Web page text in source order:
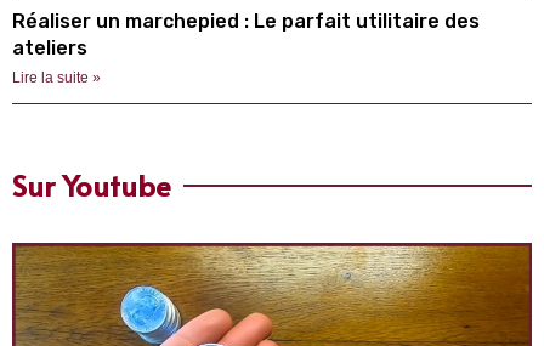
Réaliser un marchepied : Le parfait utilitaire des
ateliers
Lire la suite »
Sur Youtube